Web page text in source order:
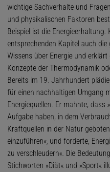
wichtige Sachverhalte und
und physikalischen Faktoren
Beispiel ist die Energieerhaltung.
entsprechenden Kapitel auch
Wissens über Energie und
Konzepte der Thermodynamik
Bereits im 19. Jahrhundert
für einen nachhaltigen Umgang
Energiequellen. Er mahnte,
Aufgabe haben, in dem
Kraftquellen in der Natur
einzuführen«, und forderte,
zu verschleudern«. Die
Stichworten »Diät« und »Sport«